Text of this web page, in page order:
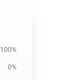
100%
0%